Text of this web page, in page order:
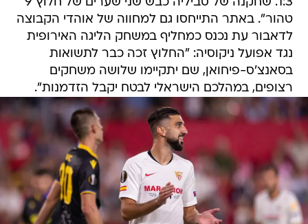
טהור". באתר התייחסו גם למחווה של אוהדי הקבוצה
לדאבור עת נכנס כמחליף במשחק הליגה האירופית
נגד אפועל ניקוסיה: "החלוץ זכה כבר לתשואות
בסאנצ'ס-פיחואן, שם יתקיימו שלושה משחקים
רצופים, במהלכם הישראלי לבטח יקבל הזדמנות".